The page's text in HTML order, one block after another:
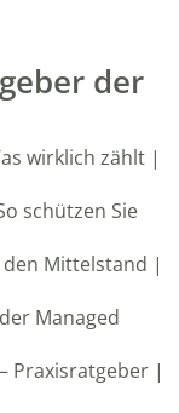
der
wirklich zählt |
schützen Sie
Mittelstand |
Managed
Praxisratgeber |